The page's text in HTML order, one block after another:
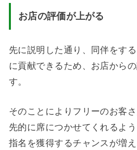
お店の評価が上がる
先に説明した通り、同伴をす
に貢献できるため、お店から
す。
そのことによりフリーのお客
先的に席につかせてくれるよ
指名を獲得するチャンスが増え